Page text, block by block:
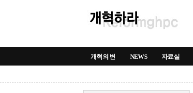
개혁의 변 NEWS 자료실